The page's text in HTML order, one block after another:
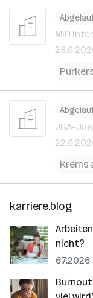
MID
JBA-
Krems
karriere.blog
nicht?
6.7.2026
Burnout